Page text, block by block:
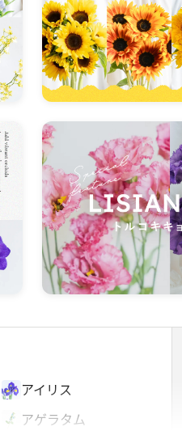
アイリス
アゲラタム